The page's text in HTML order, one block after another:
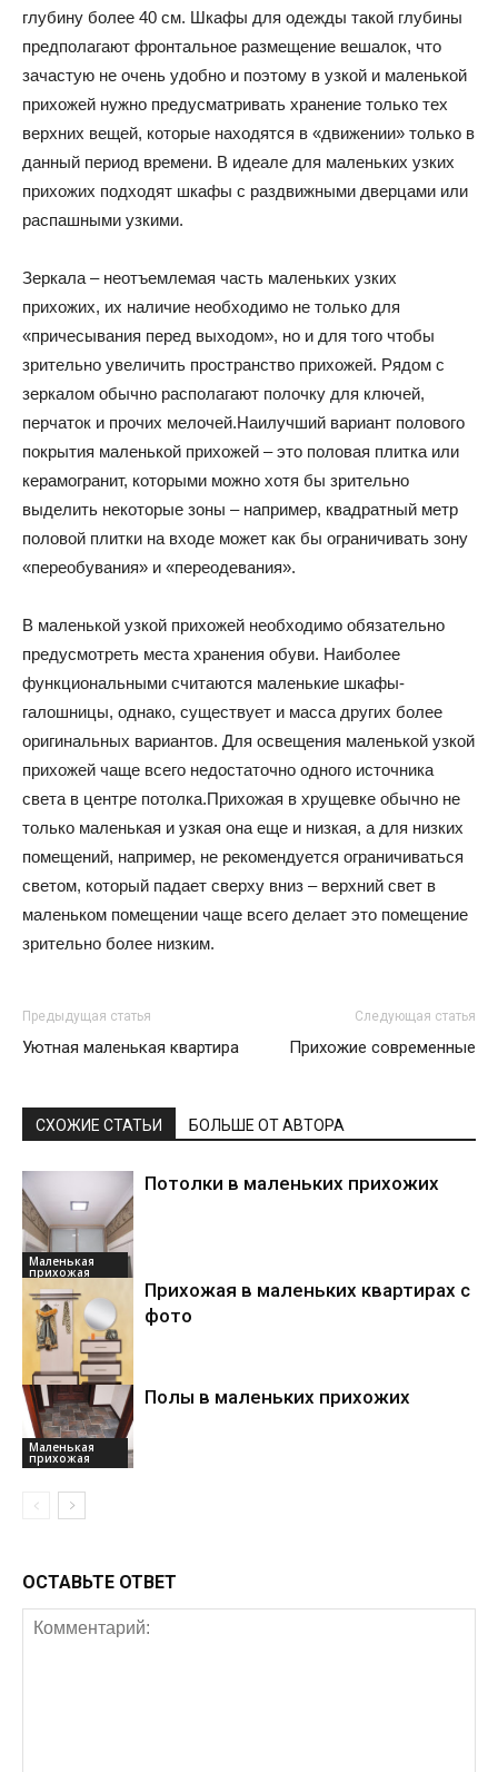
о
дизайне
глубину более 40 см. Шкафы для одежды такой глубины
предполагают фронтальное размещение вешалок, что
зачастую не очень удобно и поэтому в узкой и маленькой
прихожей нужно предусматривать хранение только тех
верхних вещей, которые находятся в «движении» только в
данный период времени. В идеале для маленьких узких
прихожих подходят шкафы с раздвижными дверцами или
распашными узкими.
Зеркала – неотъемлемая часть маленьких узких
прихожих, их наличие необходимо не только для
«причесывания перед выходом», но и для того чтобы
зрительно увеличить пространство прихожей. Рядом с
зеркалом обычно располагают полочку для ключей,
перчаток и прочих мелочей.Наилучший вариант полового
покрытия маленькой прихожей – это половая плитка или
керамогранит, которыми можно хотя бы зрительно
выделить некоторые зоны – например, квадратный метр
половой плитки на входе может как бы ограничивать зону
«переобувания» и «переодевания».
В маленькой узкой прихожей необходимо обязательно
предусмотреть места хранения обуви. Наиболее
функциональными считаются маленькие шкафы-
галошницы, однако, существует и масса других более
оригинальных вариантов. Для освещения маленькой узкой
прихожей чаще всего недостаточно одного источника
света в центре потолка.Прихожая в хрущевке обычно не
только маленькая и узкая она еще и низкая, а для низких
помещений, например, не рекомендуется ограничиваться
светом, который падает сверху вниз – верхний свет в
маленьком помещении чаще всего делает это помещение
зрительно более низким.
Предыдущая статья
Уютная маленькая квартира
Следующая статья
Прихожие современные
СХОЖИЕ СТАТЬИ БОЛЬШЕ ОТ АВТОРА
Маленькая
прихожая
Потолки в маленьких прихожих
Маленькая
прихожая
Прихожая в маленьких квартирах с
фото
Маленькая
прихожая
Полы в маленьких прихожих
ОСТАВЬТЕ ОТВЕТ